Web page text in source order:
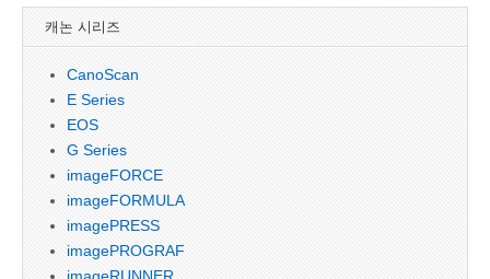
캐논 시리즈
CanoScan
E Series
EOS
G Series
imageFORCE
imageFORMULA
imagePRESS
imagePROGRAF